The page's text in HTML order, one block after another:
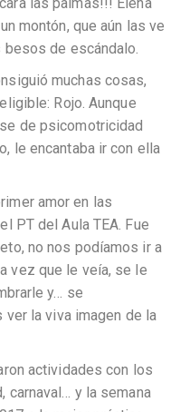
montón, que aún las ve
de escándalo.
muchas cosas,
Rojo. Aunque
de psicomotricidad
le encantaba ir con ella
amor en las
PT del Aula TEA. Fue
no nos podíamos ir a
vez que le veía, se le
y… se
ver la viva imagen de la
actividades con los
carnaval… y la semana